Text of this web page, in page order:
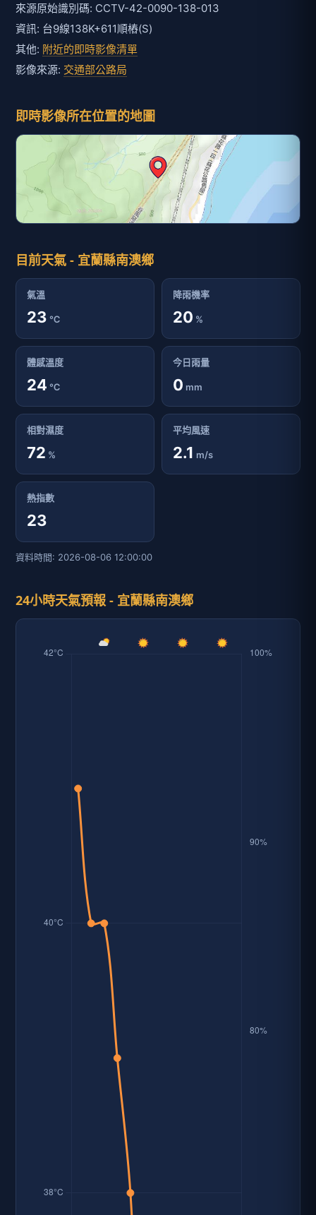
來源原始識別碼: CCTV-42-0090-138-013
資訊: 台9線138K+611順樁(S)
其他: 附近的即時影像清單
影像來源: 交通部公路局
即時影像所在位置的地圖
目前天氣 - 宜蘭縣南澳鄉
氣溫
23 ℃
降雨機率
20 %
體感溫度
24 ℃
今日雨量
0 mm
相對濕度
72 %
平均風速
2.1 m/s
熱指數
23
資料時間: 2026-08-06 12:00:00
24小時天氣預報 - 宜蘭縣南澳鄉